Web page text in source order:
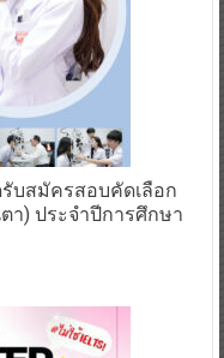
บสมัครสอบคัดเลือก
า) ประจำปีการศึกษา